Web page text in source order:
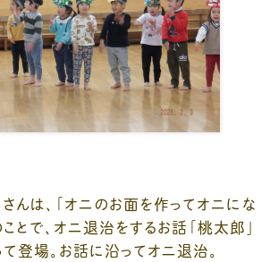
んは、「オニのお面を作ってオニにな
とで、オニ退治をするお話「桃太郎」
登場。お話に沿ってオニ退治。